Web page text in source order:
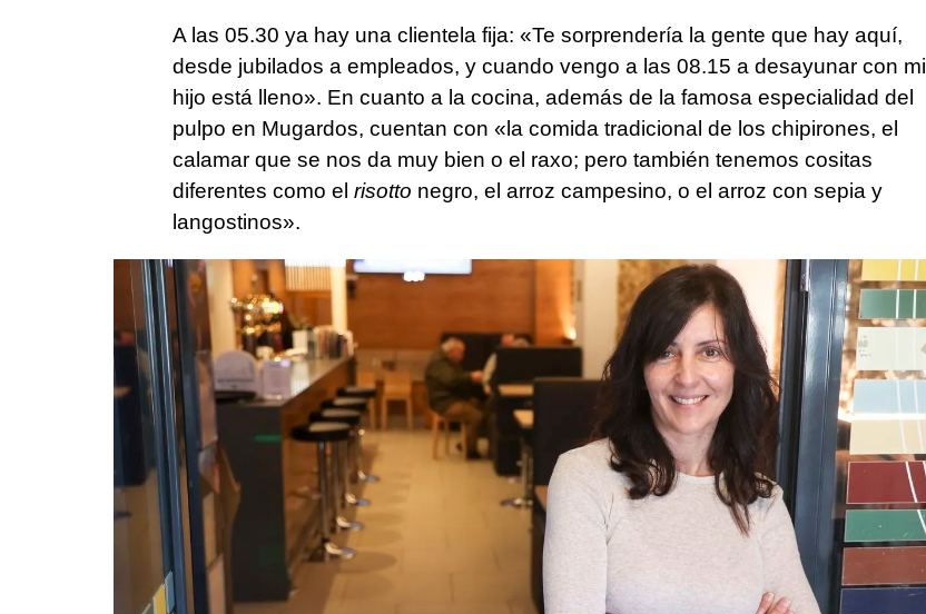
A las 05.30 ya hay una clientela fija: «Te sorprendería la gente que hay aquí,
desde jubilados a empleados, y cuando vengo a las 08.15 a desayunar con mi
hijo está lleno». En cuanto a la cocina, además de la famosa especialidad del
pulpo en Mugardos, cuentan con «la comida tradicional de los chipirones, el
calamar que se nos da muy bien o el raxo; pero también tenemos cositas
diferentes como el risotto negro, el arroz campesino, o el arroz con sepia y
langostinos».